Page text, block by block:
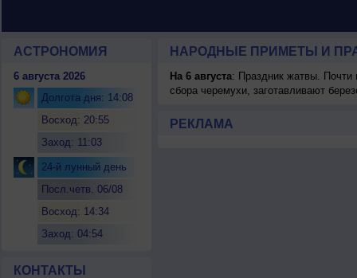
АСТРОНОМИЯ
6 августа 2026
Долгота дня: 14:08
Восход: 20:55
Заход: 11:03
24-й лунный день
Посл.четв. 06/08
Восход: 14:34
Заход: 04:54
КОНТАКТЫ
НАРОДНЫЕ ПРИМЕТЫ И
На 6 августа: Праздник жатвы. Почти
сбора черемухи, заготавливают
РЕКЛАМА